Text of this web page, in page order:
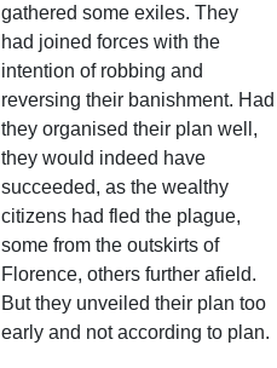
gathered some exiles. They
had joined forces with the
intention of robbing and
reversing their banishment. Had
they organised their plan well,
they would indeed have
succeeded, as the wealthy
citizens had fled the plague,
some from the outskirts of
Florence, others further afield.
But they unveiled their plan too
early and not according to plan.